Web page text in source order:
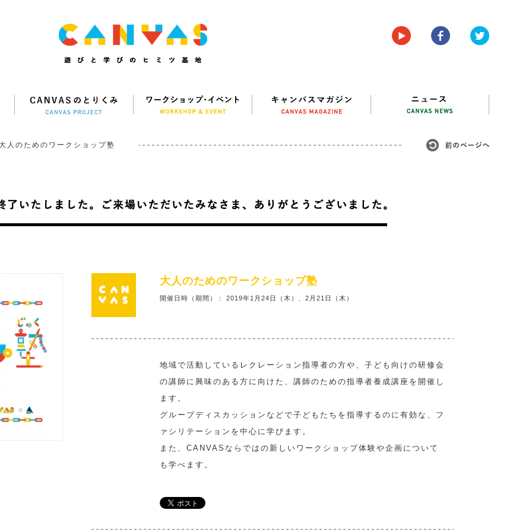
人のためのワークショップ塾
大人のためのワークショップ塾
開催日時（期間）： 2019年1月24日（木）、2月21日（木）
地域で活動しているレクレーション指導者の方や、子ども向けの研修会
の講師に興味のある方に向けた、講師のための指導者養成講座を開催し
ます。
グループディスカッションなどで子どもたちを指導するのに有効な、フ
ァシリテーションを中心に学びます。
また、CANVASならではの新しいワークショップ体験や企画について
も学べます。